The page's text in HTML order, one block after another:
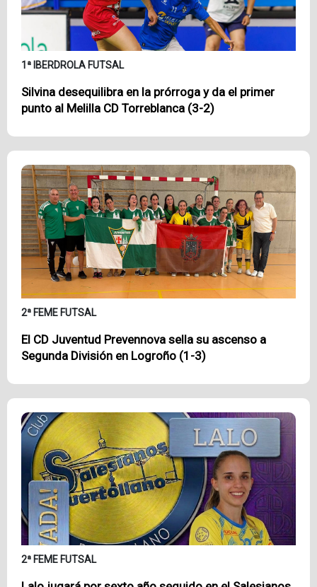
1ª IBERDROLA FUTSAL
Silvina desequilibra en la prórroga y da el primer
punto al Melilla CD Torreblanca (3-2)
2ª FEME FUTSAL
El CD Juventud Prevennova sella su ascenso a
Segunda División en Logroño (1-3)
2ª FEME FUTSAL